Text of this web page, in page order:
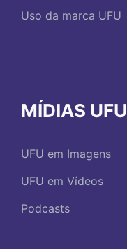
Uso da marca UFU
MÍDIAS UFU
UFU em Imagens
UFU em Vídeos
Podcasts